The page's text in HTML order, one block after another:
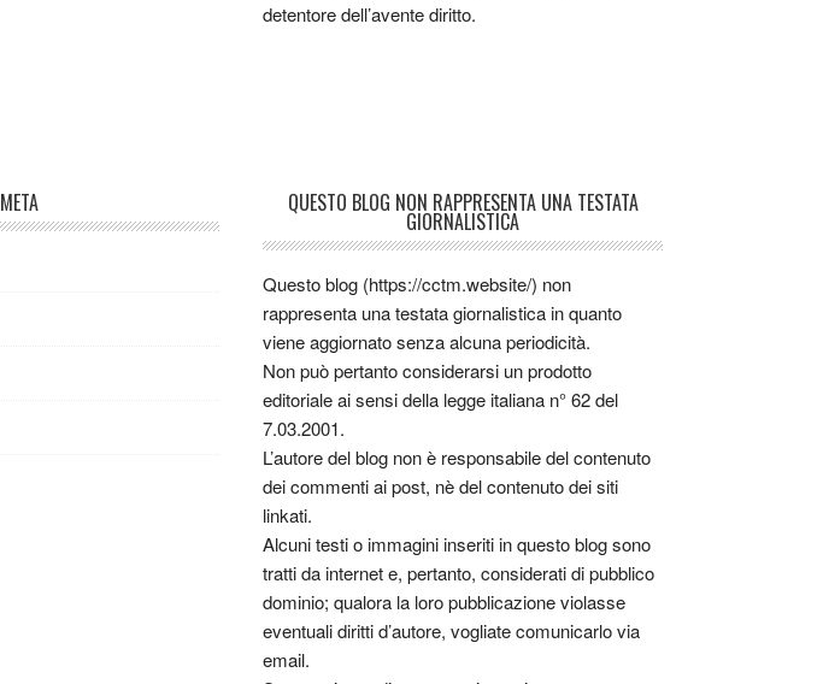
detentore dell’avente diritto.
META QUESTO BLOG NON RAPPRESENTA UNA TESTATA
GIORNALISTICA
Questo blog (https://cctm.website/) non
rappresenta una testata giornalistica in quanto
viene aggiornato senza alcuna periodicità.
Non può pertanto considerarsi un prodotto
editoriale ai sensi della legge italiana n° 62 del
7.03.2001.
L’autore del blog non è responsabile del contenuto
dei commenti ai post, nè del contenuto dei siti
linkati.
Alcuni testi o immagini inseriti in questo blog sono
tratti da internet e, pertanto, considerati di pubblico
dominio; qualora la loro pubblicazione violasse
eventuali diritti d’autore, vogliate comunicarlo via
email.